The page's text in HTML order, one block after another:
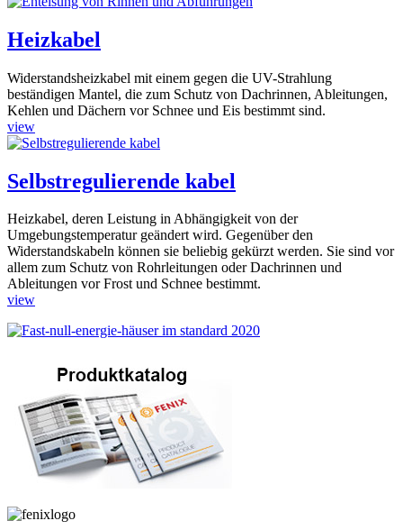
Heizkabel
Widerstandsheizkabel mit einem gegen die UV-Strahlung
beständigen Mantel, die zum Schutz von Dachrinnen, Ableitungen,
Kehlen und Dächern vor Schnee und Eis bestimmt sind.
view
Selbstregulierende kabel
Heizkabel, deren Leistung in Abhängigkeit von der
Umgebungstemperatur geändert wird. Gegenüber den
Widerstandskabeln können sie beliebig gekürzt werden. Sie sind vor
allem zum Schutz von Rohrleitungen oder Dachrinnen und
Ableitungen vor Frost und Schnee bestimmt.
view